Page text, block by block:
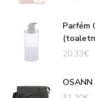
Parfém
20,33€